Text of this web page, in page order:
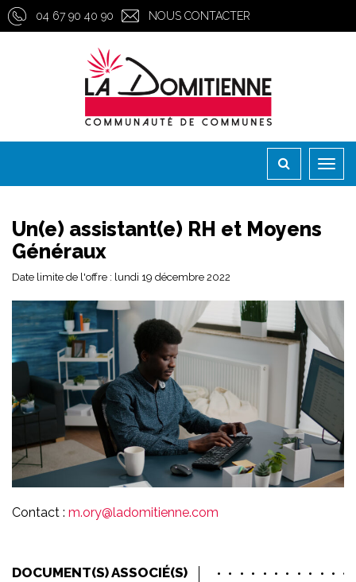
Gestion des traceurs
04 67 90 40 90 NOUS CONTACTER
Un(e) assistant(e) RH et Moyens
Généraux
Date limite de l'offre : lundi 19 décembre 2022
Contact : m.ory@ladomitienne.com
DOCUMENT(S) ASSOCIÉ(S)